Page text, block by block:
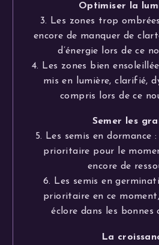
Optimiser la
3. Les zones trop
encore de manquer de
d’énergie lors de ce
4. Les zones bien
mis en lumière, clarifié,
compris lors de ce
Semer les
5. Les semis en dormance
prioritaire pour le
encore de
6. Les semis en
prioritaire en ce
éclore dans les bonnes
La